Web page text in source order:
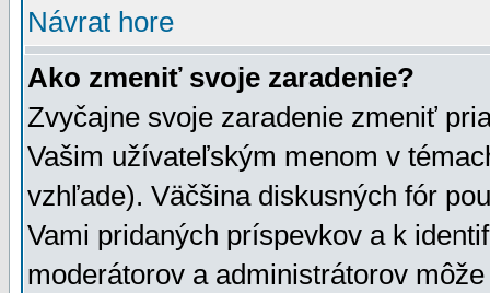
Návrat hore
Ako zmeniť svoje zaradenie?
Zvyčajne svoje zaradenie zmeniť
Vašim užívateľským menom v
vzhľade). Väčšina diskusných fór
Vami pridaných príspevkov a k
moderátorov a administrátorov